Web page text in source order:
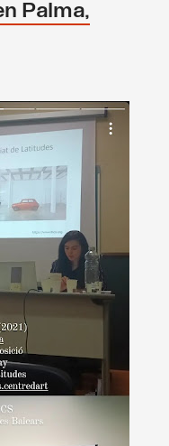
Palma,